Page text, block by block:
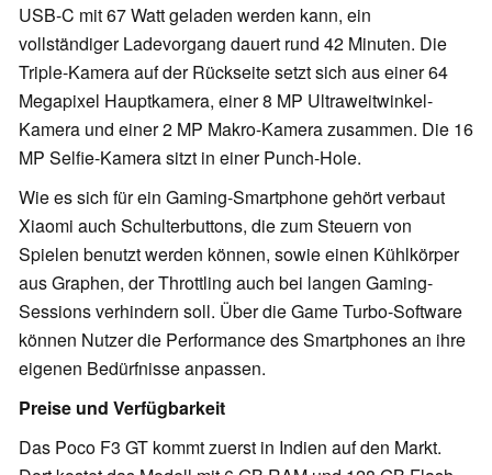
USB-C mit 67 Watt geladen werden kann, ein
vollständiger Ladevorgang dauert rund 42 Minuten. Die
Triple-Kamera auf der Rückseite setzt sich aus einer 64
Megapixel Hauptkamera, einer 8 MP Ultraweitwinkel-
Kamera und einer 2 MP Makro-Kamera zusammen. Die 16
MP Selfie-Kamera sitzt in einer Punch-Hole.
Wie es sich für ein Gaming-Smartphone gehört verbaut
Xiaomi auch Schulterbuttons, die zum Steuern von
Spielen benutzt werden können, sowie einen Kühlkörper
aus Graphen, der Throttling auch bei langen Gaming-
Sessions verhindern soll. Über die Game Turbo-Software
können Nutzer die Performance des Smartphones an ihre
eigenen Bedürfnisse anpassen.
Preise und Verfügbarkeit
Das Poco F3 GT kommt zuerst in Indien auf den Markt.